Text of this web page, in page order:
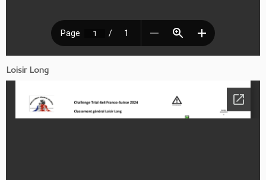
Loisir Long